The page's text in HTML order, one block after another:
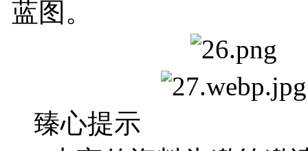
蓝图。
臻心提示